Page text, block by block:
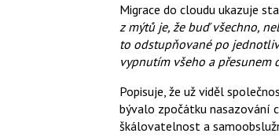
Migrace do cloudu ukazuje
z mýtů je, že buď všechno,
to odstupňované po
vypnutím všeho a přesunem
Popisuje, že už viděl
bývalo zpočátku nasazování
škálovatelnost a